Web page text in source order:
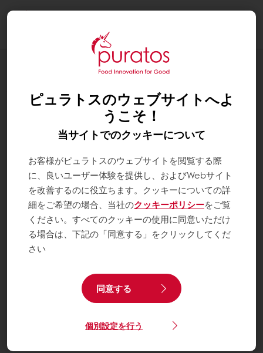
催！ピュラトスのウェブサイトへよ
うこそ！
当サイトでのクッキーについて
お客様がピュラトスのウェブサイトを閲覧する際
に、良いユーザー体験を提供し、およびWebサイト
を改善するのに役立ちます。クッキーについての詳
細をご希望の場合、当社のクッキーポリシーをご覧
ください。すべてのクッキーの使用に同意いただけ
る場合は、下記の「同意する」をクリックしてくだ
さい
同意する
個別設定を行う